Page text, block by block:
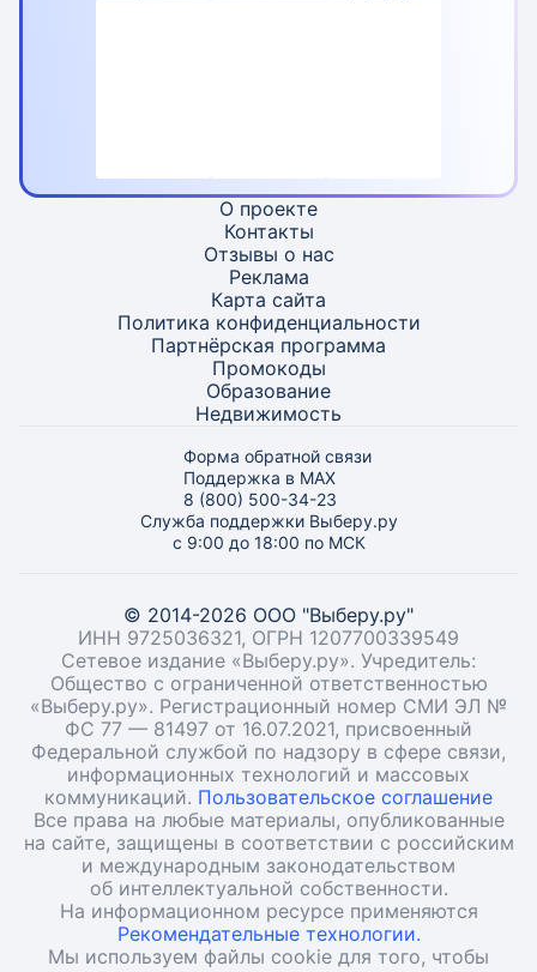
О проекте
Контакты
Отзывы о нас
Реклама
Карта сайта
Политика конфиденциальности
Партнёрская программа
Промокоды
Образование
Недвижимость
Форма обратной связи
Поддержка в MAX
8 (800) 500-34-23
Служба поддержки Выберу.ру
с 9:00 до 18:00 по МСК
© 2014-2026 ООО "Выберу.ру"
ИНН 9725036321, ОГРН 1207700339549
Сетевое издание «Выберу.ру». Учредитель:
Общество с ограниченной ответственностью
«Выберу.ру». Регистрационный номер СМИ ЭЛ №
ФС 77 — 81497 от 16.07.2021, присвоенный
Федеральной службой по надзору в сфере связи,
информационных технологий и массовых
коммуникаций. Пользовательское соглашение
Все права на любые материалы, опубликованные
на сайте, защищены в соответствии с российским
и международным законодательством
об интеллектуальной собственности.
На информационном ресурсе применяются
Рекомендательные технологии.
Мы используем файлы cookie для того, чтобы